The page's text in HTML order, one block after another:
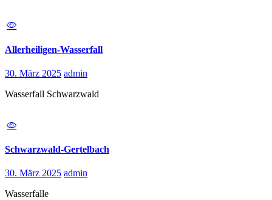
Allerheiligen-Wasserfall
30. März 2025 admin
Wasserfall Schwarzwald
Schwarzwald-Gertelbach
30. März 2025 admin
Wasserfalle